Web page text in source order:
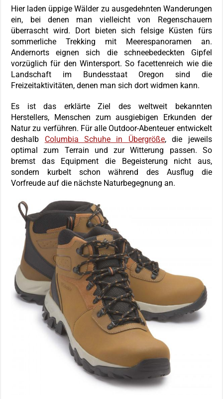
Hier laden üppige Wälder zu ausgedehnten Wanderungen
ein, bei denen man vielleicht von Regenschauern
überrascht wird. Dort bieten sich felsige Küsten fürs
sommerliche Trekking mit Meerespanoramen an.
Andernorts eignen sich die schneebedeckten Gipfel
vorzüglich für den Wintersport. So facettenreich wie die
Landschaft im Bundesstaat Oregon sind die
Freizeitaktivitäten, denen man sich dort widmen kann.
Es ist das erklärte Ziel des weltweit bekannten
Herstellers, Menschen zum ausgiebigen Erkunden der
Natur zu verführen. Für alle Outdoor-Abenteuer entwickelt
deshalb Columbia Schuhe in Übergröße, die jeweils
optimal zum Terrain und zur Witterung passen. So
bremst das Equipment die Begeisterung nicht aus,
sondern kurbelt schon während des Ausflug die
Vorfreude auf die nächste Naturbegegnung an.